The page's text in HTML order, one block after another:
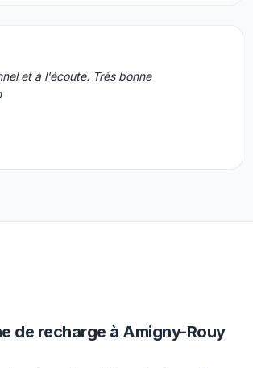
et à l'écoute. Très bonne
de recharge à Amigny-Rouy